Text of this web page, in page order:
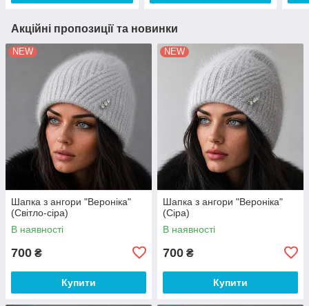
Акційні пропозиції та новинки
NEW
Шапка з ангори "Вероніка"
(Світло-сіра)
В наявності
700 ₴
Купити
NEW
Шапка з ангори "Вероніка"
(Сіра)
В наявності
700 ₴
Купити